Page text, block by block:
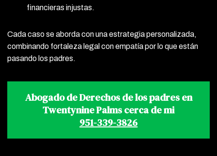
financieras injustas.
Cada caso se aborda con una estrategia personalizada,
combinando fortaleza legal con empatía por lo que están
pasando los padres.
Abogado de Derechos de los padres en
Twentynine Palms cerca de mi
951-339-3826